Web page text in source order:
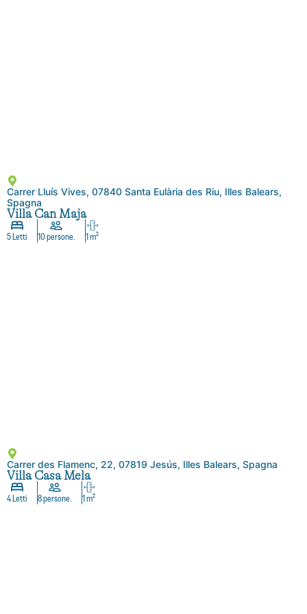
Carrer Lluís Vives, 07840 Santa Eulària des Riu, Illes Balears,
Spagna
Villa Can Maja
5 Letti 10 persone. 1 m²
Carrer des Flamenc, 22, 07819 Jesús, Illes Balears, Spagna
Villa Casa Mela
4 Letti 8 persone. 1 m²